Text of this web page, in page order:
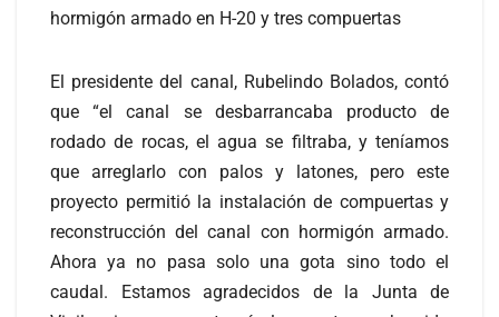
hormigón armado en H-20 y tres compuertas
El presidente del canal, Rubelindo Bolados, contó
que “el canal se desbarrancaba producto de
rodado de rocas, el agua se filtraba, y teníamos
que arreglarlo con palos y latones, pero este
proyecto permitió la instalación de compuertas y
reconstrucción del canal con hormigón armado.
Ahora ya no pasa solo una gota sino todo el
caudal. Estamos agradecidos de la Junta de